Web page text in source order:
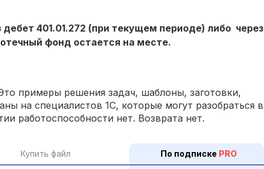
401.01.272 (при текущем периоде) либо через
фонд остается на месте.
примеры решения задач, шаблоны, заготовки,
на специалистов 1С, которые могут разобраться в
работоспособности нет. Возврата нет.
Купить файл По подписке PRO